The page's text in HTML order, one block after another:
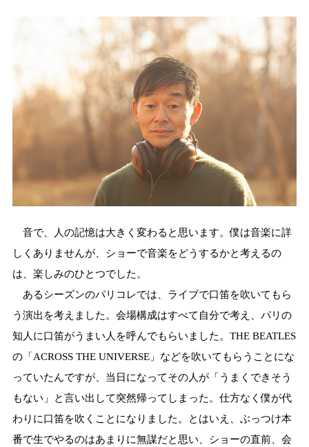
音で、人の記憶は大きく変わると思います。僕は音楽に詳
しくありませんが、ショーで音楽をどうするかと考えるの
は、楽しみのひとつでした。
あるシーズンのパリコレでは、ライブで口笛を吹いてもら
う演出を考えました。会場構成はすべて自分で考え、パリの
知人に口笛がうまい人を呼んでもらいました。THE BEATLES
の「ACROSS THE UNIVERSE」などを吹いてもらうことにな
っていたんですが、当日になってその人が「うまくできそう
もない」と言い出して突然帰ってしまった。仕方なく僕が代
わりに口笛を吹くことになりました。とはいえ、ぶっつけ本
番で生でやるのはあまりに無謀だと思い、ショーの直前、会